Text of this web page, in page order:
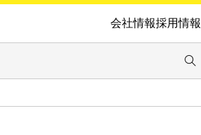
会社情報採用情報